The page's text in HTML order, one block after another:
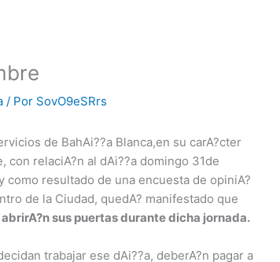
/ Por SovO9eSRrs
de BahAi??a Blanca,en su carA?cter
con relaciA?n al dAi??a domingo 31de
como resultado de una encuesta de opiniA?
de la Ciudad, quedA? manifestado que
sus puertas durante dicha jornada.
trabajar ese dAi??a, deberA?n pagar a